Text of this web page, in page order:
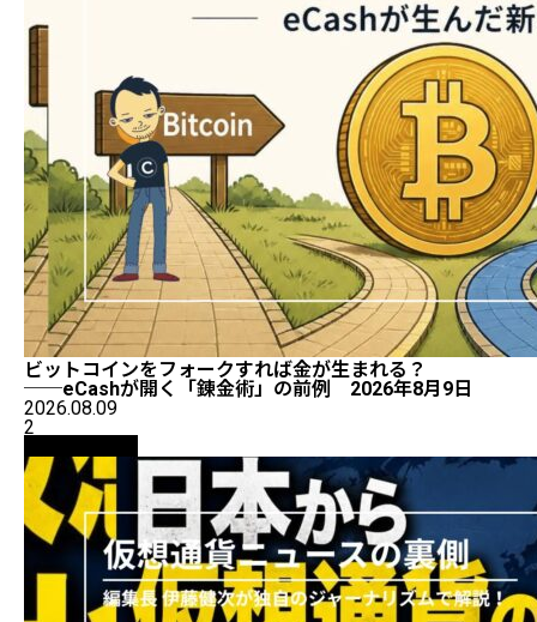
ビットコインをフォークすれば金が生まれる？
──eCashが開く「錬金術」の前例 2026年8月9日
2026.08.09
2